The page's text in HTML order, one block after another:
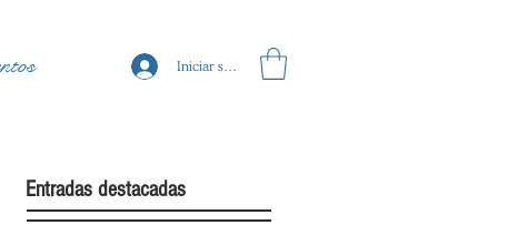
Iniciar sesión
Entradas destacadas